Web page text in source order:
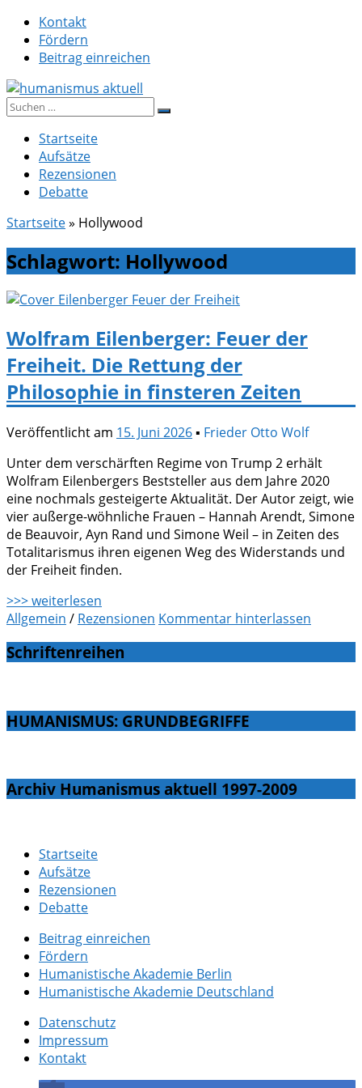
Zum
Inhalt
springen
Kontakt
Fördern
Beitrag einreichen
humanismus aktuell
Suche
Startseite
Aufsätze
Rezensionen
Debatte
Startseite» Hollywood
Schlagwort: Hollywood
Wolfram Eilenberger: Feuer der
Freiheit. Die Rettung der
Philosophie in finsteren Zeiten
Veröffentlicht am 15. Juni 2026▪ Frieder Otto Wolf
Unter dem verschärften Regime von Trump 2 erhält
Wolfram Eilenbergers Beststeller aus dem Jahre 2020
eine nochmals gesteigerte Aktualität. Der Autor zeigt, wie
vier außerge-wöhnliche Frauen – Hannah Arendt, Simone
de Beauvoir, Ayn Rand und Simone Weil – in Zeiten des
Totalitarismus ihren eigenen Weg des Widerstands und
der Freiheit finden.
>>> weiterlesen
Allgemein / Rezensionen Kommentar hinterlassen
Schriftenreihen
HUMANISMUS: GRUNDBEGRIFFE
Archiv Humanismus aktuell 1997-2009
Startseite
Aufsätze
Rezensionen
Debatte
Beitrag einreichen
Fördern
Humanistische Akademie Berlin
Humanistische Akademie Deutschland
Datenschutz
Impressum
Kontakt